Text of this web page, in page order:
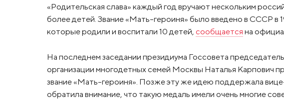
«Родительская слава» каждый год вручают нескольким
более детей. Звание «Мать-героиня» было введено в СССР в
которые родили и воспитали 10 детей, сообщается на
На последнем заседании президиума Госсовета
организации многодетных семей Москвы Наталья Карпович
звание «Мать-героиня». Позже эту же идею поддержала
обратила внимание, что такую медаль имели очень многие